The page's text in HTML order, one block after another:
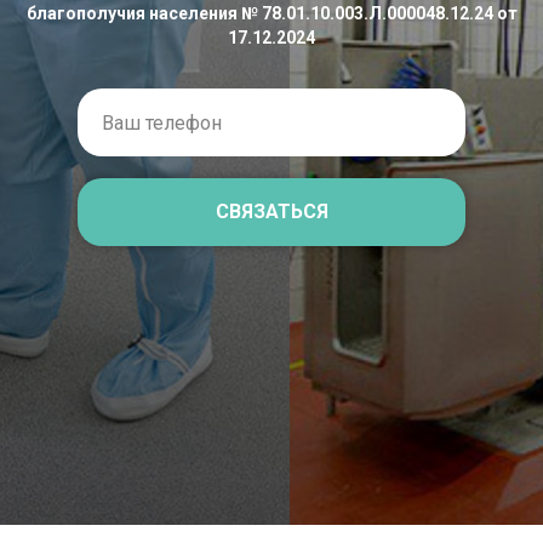
благополучия населения № 78.01.10.003.Л.000048.12.24 от
17.12.2024
СВЯЗАТЬСЯ